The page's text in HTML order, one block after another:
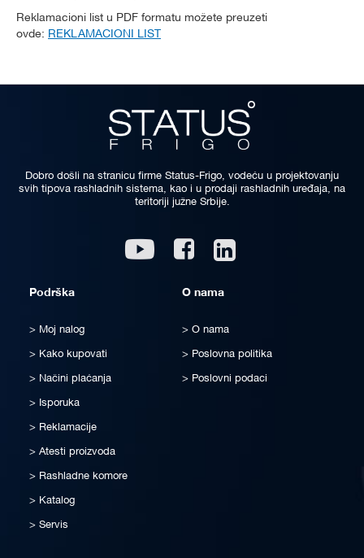
Reklamacioni list u PDF formatu možete preuzeti
ovde: REKLAMACIONI LIST
Dobro došli na stranicu firme Status-Frigo, vodeću u projektovanju
svih tipova rashladnih sistema, kao i u prodaji rashladnih uređaja, na
teritoriji južne Srbije.
Youtube Facebook
Podrška
Moj nalog
Kako kupovati
Načini plaćanja
Isporuka
Reklamacije
Atesti proizvoda
Rashladne komore
Katalog
Servis
O nama
O nama
Poslovna politika
Poslovni podaci